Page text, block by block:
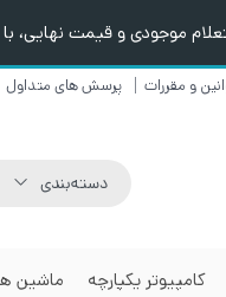
موجودی و قیمت نهایی، با
و مقررات پرسش های متداول
کامپیوتر یکپارچه ماشین